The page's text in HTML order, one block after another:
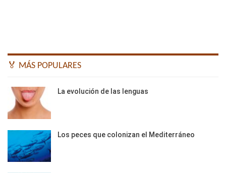
🏅 MÁS POPULARES
La evolución de las lenguas
Los peces que colonizan el Mediterráneo